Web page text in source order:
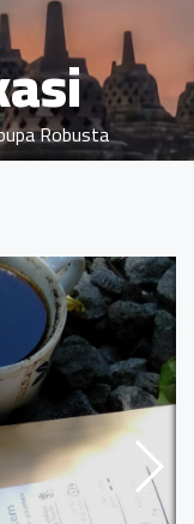
Robusta